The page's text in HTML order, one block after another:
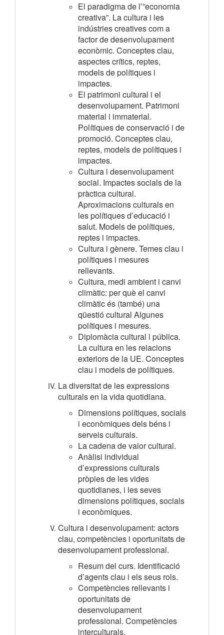
El paradigma de l’”economia
creativa”. La cultura i les
indústries creatives com a
factor de desenvolupament
econòmic. Conceptes clau,
aspectes crítics, reptes,
models de polítiques i
impactes.
El patrimoni cultural i el
desenvolupament. Patrimoni
material i immaterial.
Polítiques de conservació i de
promoció. Conceptes clau,
reptes, models de polítiques i
impactes.
Cultura i desenvolupament
social. Impactes socials de la
pràctica cultural.
Aproximacions culturals en
les polítiques d’educació i
salut. Models de polítiques,
reptes i impactes.
Cultura i gènere. Temes clau i
polítiques i mesures
rellevants.
Cultura, medi ambient i canvi
climàtic: per què el canvi
climàtic és (també) una
qüestió cultural Algunes
polítiques i mesures.
Diplomàcia cultural i pública.
La cultura en les relacions
exteriors de la UE. Conceptes
clau i models de polítiques.
La diversitat de les expressions
culturals en la vida quotidiana.
Dimensions polítiques, socials
i econòmiques dels béns i
serveis culturals.
La cadena de valor cultural.
Anàlisi individual
d’expressions culturals
pròpies de les vides
quotidianes, i les seves
dimensions polítiques, socials
i econòmiques.
Cultura i desenvolupament: actors
clau, competències i oportunitats de
desenvolupament professional.
Resum del curs. Identificació
d’agents clau i els seus rols.
Competències rellevants i
oportunitats de
desenvolupament
professional. Competències
interculturals.